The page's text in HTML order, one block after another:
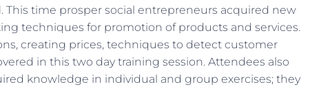
This time prosper social entrepreneurs acquired new
techniques for promotion of products and services.
creating prices, techniques to detect customer
in this two day training session. Attendees also
knowledge in individual and group exercises; they